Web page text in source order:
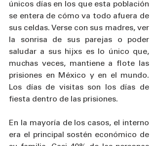
únicos días en los que esta población
se entera de cómo va todo afuera de
sus celdas. Verse con sus madres, ver
la sonrisa de sus parejas o poder
saludar a sus hijxs es lo único que,
muchas veces, mantiene a flote las
prisiones en México y en el mundo.
Los días de visitas son los días de
fiesta dentro de las prisiones.
En la mayoría de los casos, el interno
era el principal sostén económico de